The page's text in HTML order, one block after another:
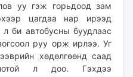
уу гэж горьдоод зам
цагдаа нар ирээд
би автобусны буудлаас
руу орж ирлээ. Уг
хөдөлгөөнд саад
л доо. Гэхдээ